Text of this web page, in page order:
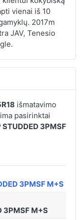
vienai iš 10
2017m
JAV, Tenesio
išmatavimo
pasirinktai
3PMSF
3PMSF M+S
3PMSF M+S